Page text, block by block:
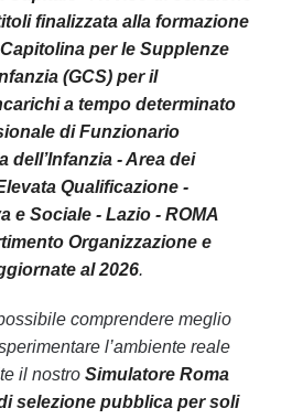
finalizzata alla formazione
per le Supplenze
(GCS) per il
a tempo determinato
di Funzionario
dell’Infanzia - Area dei
Qualificazione -
e Sociale - Lazio - ROMA
Organizzazione e
al 2026.
comprendere meglio
l’ambiente reale
il nostro Simulatore Roma
selezione pubblica per soli